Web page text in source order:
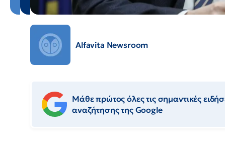
Alfavita Newsroom
Μάθε πρώτος όλες τις σημαντικές
αναζήτησης της Google